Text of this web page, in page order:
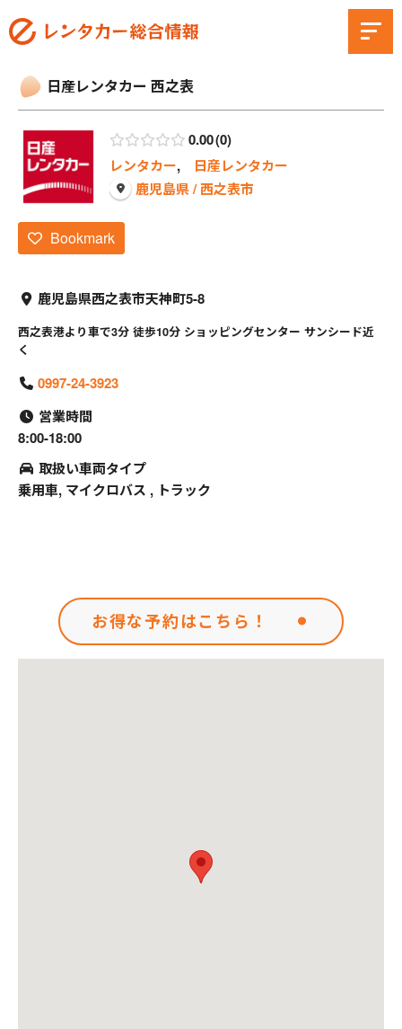
日産レンタカー 西之表
0.00 0
レンタカー, 日産レンタカー
鹿児島県 / 西之表市
Bookmark
鹿児島県西之表市天神町5-8
西之表港より車で3分 徒歩10分 ショッピングセンター サンシード近
く
0997-24-3923
営業時間
8:00-18:00
取扱い車両タイプ
乗用車, マイクロバス , トラック
お得な予約はこちら！